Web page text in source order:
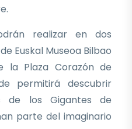
realizar en dos
Euskal Museoa Bilbao
la Plaza Corazón de
permitirá descubrir
de los Gigantes de
parte del imaginario